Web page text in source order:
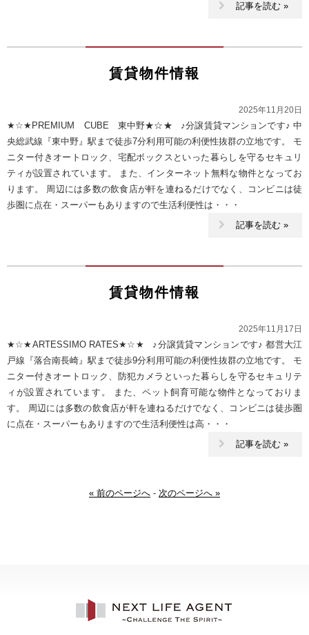
記事を読む »
賃貸物件情報
2025年11月20日
★☆★PREMIUM CUBE 東中野★☆★ ♪分譲賃貸マンションです♪ 中
央総武線『東中野』駅まで徒歩7分利用可能の利便性抜群の立地です。 モ
ニター付きオートロック、宅配ボックスといった暮らしを守るセキュリ
ティが設置されています。 また、インターネット無料な物件となってお
ります。 周辺には多数の飲食店が軒を連ねるだけでなく、コンビニは徒
歩圏に点在・スーパーもありますので生活利便性は・・・
記事を読む »
賃貸物件情報
2025年11月17日
★☆★ARTESSIMO RATES★☆★ ♪分譲賃貸マンションです♪ 都営大江
戸線『落合南長崎』駅まで徒歩9分利用可能の利便性抜群の立地です。 モ
ニター付きオートロック、防犯カメラといった暮らしを守るセキュリテ
ィが設置されています。 また、ペット飼育可能な物件となっておりま
す。 周辺には多数の飲食店が軒を連ねるだけでなく、コンビニは徒歩圏
に点在・スーパーもありますので生活利便性は高・・・
記事を読む »
« 前のページへ - 次のページへ »